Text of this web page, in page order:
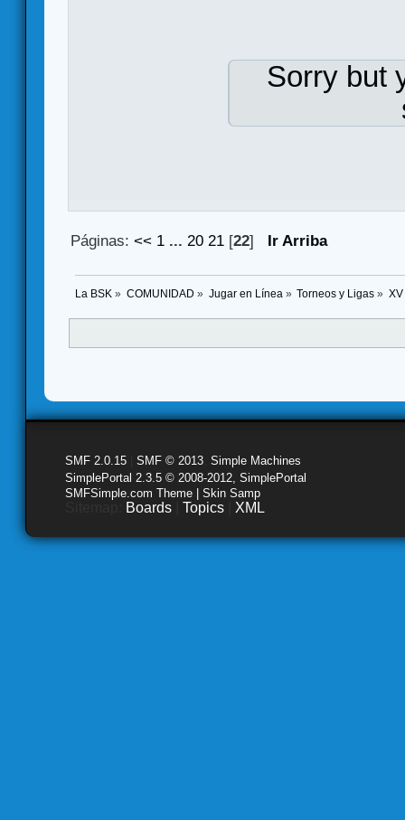
Sorry but
Páginas:<< 1 ...20 21 [22] Ir Arriba
La BSK » COMUNIDAD » Jugar en Línea » Torneos y Ligas » XV
SMF 2.0.15 SMF © 2013 Simple Machines
SimplePortal 2.3.5 © 2008-2012, SimplePortal
SMFSimple.com Theme | Skin Samp
Boards Topics XML